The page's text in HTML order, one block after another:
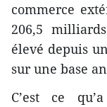
commerce
206,5
élevé depuis
sur une base
C’est ce